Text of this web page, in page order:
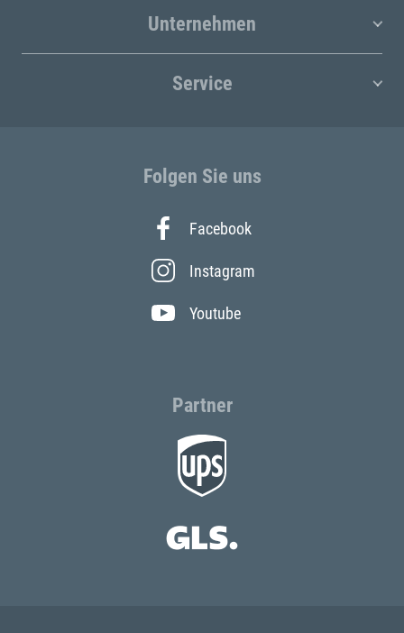
Unternehmen
Service
Folgen Sie uns
Facebook
Instagram
Youtube
Partner